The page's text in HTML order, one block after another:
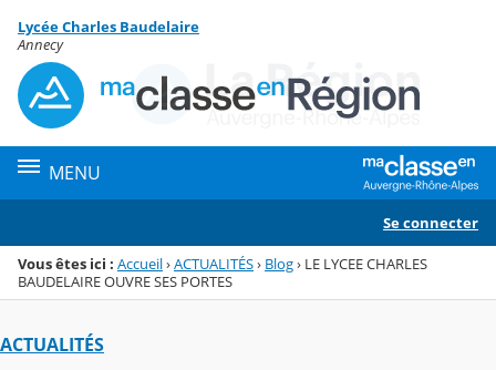
Menu de la rubrique
Contenu
Lycée Charles Baudelaire
Annecy
MENU
Se connecter
Vous êtes ici : Accueil›ACTUALITÉS› Blog› LE LYCEE CHARLES
BAUDELAIRE OUVRE SES PORTES
ACTUALITÉS